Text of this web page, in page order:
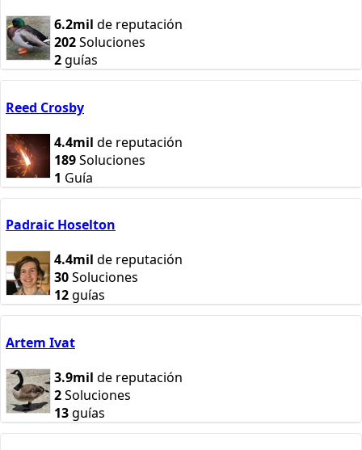
6.2mil de reputación
202Soluciones
2guías
Reed Crosby
4.4mil de reputación
189Soluciones
1 Guía
Padraic Hoselton
4.4mil de reputación
30Soluciones
12guías
Artem Ivat
3.9mil de reputación
2Soluciones
13guías